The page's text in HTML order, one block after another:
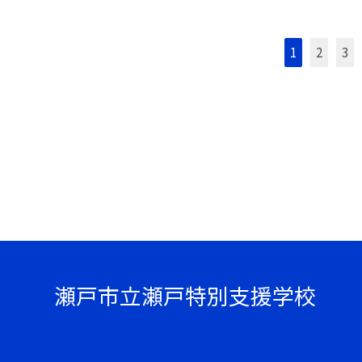
1 2 3
瀬戸市立瀬戸特別支援学校